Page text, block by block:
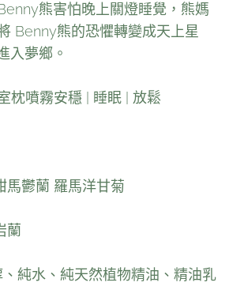
熊害怕晚上關燈睡覺，熊媽
Benny熊的恐懼轉變成天上星
入夢鄉。
枕噴霧安穩 | 睡眠 | 放鬆
馬鬱蘭 羅馬洋甘菊
蘭
純水、純天然植物精油、精油乳